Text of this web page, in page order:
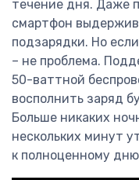
течение дня. Даже
смартфон
подзарядки. Но
– не проблема.
50-ваттной
восполнить заряд
Больше никаких
нескольких минут
к полноценному